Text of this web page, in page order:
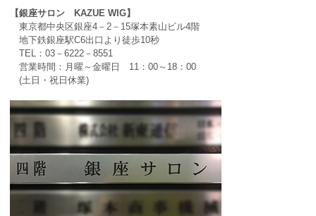
【銀座サロン KAZUE WIG】
東京都中央区銀座4－2－15塚本素山ビル4階
地下鉄銀座駅C6出口より徒歩10秒
TEL：03－6222－8551
営業時間：月曜～金曜日 11：00～18：00
(土日・祝日休業)